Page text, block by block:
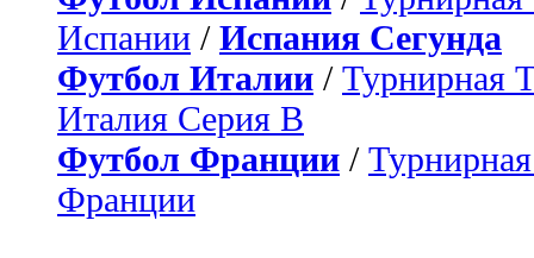
Испании / Испания Сегунда
Футбол Италии / Турнирная
Италия Серия B
Футбол Франции /
Франции